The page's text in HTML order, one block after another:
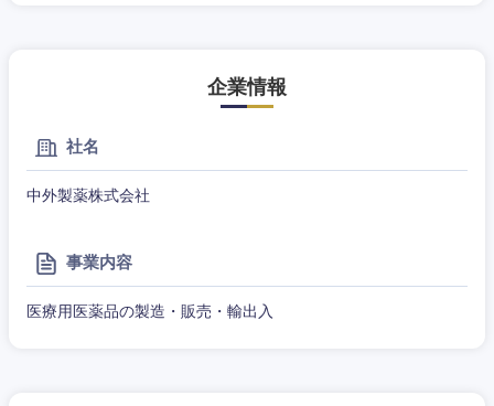
企業情報
社名
中外製薬株式会社
事業内容
医療用医薬品の製造・販売・輸出入